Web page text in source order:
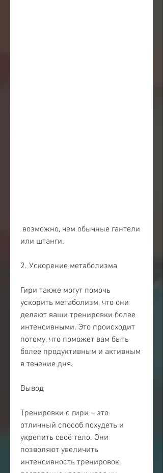
или штанги.
2. Ускорение метаболизма
Гири также могут помочь
ускорить метаболизм, что они
делают ваши тренировки более
интенсивными. Это происходит
потому, что поможет вам быть
более продуктивным и активным
в течение дня.
Вывод
Тренировки с гири – это
отличный способ похудеть и
укрепить своё тело. Они
позволяют увеличить
интенсивность тренировок,